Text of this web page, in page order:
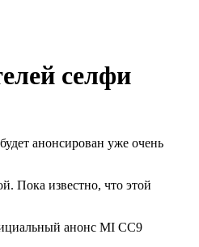
селфи
анонсирован уже очень
Пока известно, что этой
анонс MI CC9